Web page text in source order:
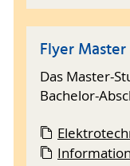
Flyer Master
Das Master-
Bachelor-